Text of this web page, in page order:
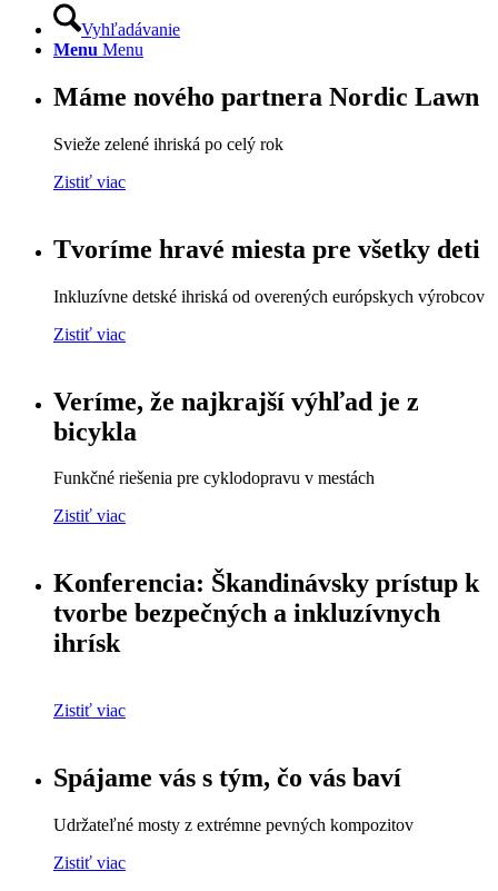
Vyhľadávanie
Menu Menu
Máme nového partnera Nordic Lawn
Svieže zelené ihriská po celý rok
Zistiť viac
Tvoríme hravé miesta pre všetky deti
Inkluzívne detské ihriská od overených európskych výrobcov
Zistiť viac
Veríme, že najkrajší výhľad je z
bicykla
Funkčné riešenia pre cyklodopravu v mestách
Zistiť viac
Konferencia: Škandinávsky prístup k
tvorbe bezpečných a inkluzívnych
ihrísk
Zistiť viac
Spájame vás s tým, čo vás baví
Udržateľné mosty z extrémne pevných kompozitov
Zistiť viac